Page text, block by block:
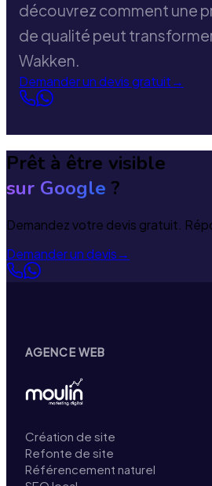
découvrez comment une
de qualité peut
Wakken.
Demander un devis gratuit→
Prêt à être visible
sur Google ?
Demandez votre devis gratuit.
Demander un devis→
AGENCE WEB
Création de site
Refonte de site
Référencement naturel